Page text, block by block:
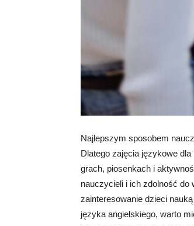
Najlepszym sposobem
Dlatego zajęcia językowe
grach, piosenkach i
nauczycieli i ich zdolność
zainteresowanie dzieci
języka angielskiego, warto